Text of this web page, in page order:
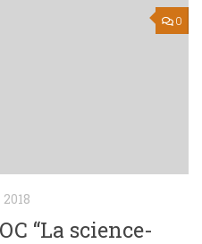
0
“La science-